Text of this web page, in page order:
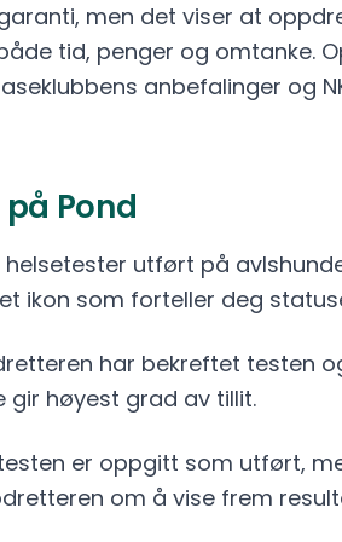
men det viser at
tid, penger og omtanke.
anbefalinger og
Pond
utført på
ikon som forteller deg
har bekreftet testen
høyest grad av tillit.
er oppgitt som utført,
om å vise frem